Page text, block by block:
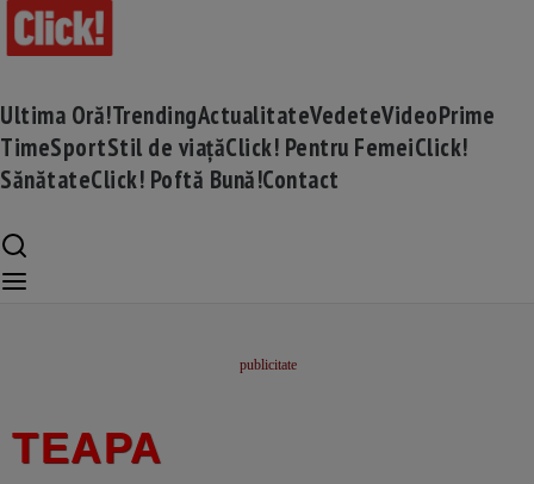
Ultima Oră!TrendingActualitateVedeteVideoPrime
TimeSportStil de viațăClick! Pentru FemeiClick!
SănătateClick! Poftă Bună!Contact
TEAPA